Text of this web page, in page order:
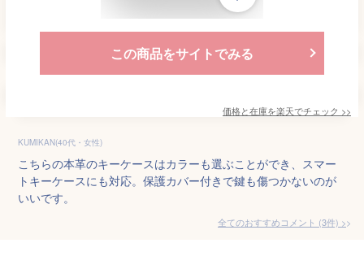
この商品をサイトでみる
価格と在庫を楽天でチェック >>
KUMIKAN(40代・女性)
こちらの本革のキーケースはカラーも選ぶことができ、スマー
トキーケースにも対応。保護カバー付きで鍵も傷つかないのが
いいです。
全てのおすすめコメント (3件) >